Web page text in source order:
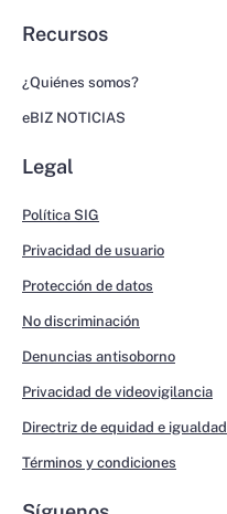
Recursos
¿Quiénes somos?
eBIZ NOTICIAS
Legal
Política SIG
Privacidad de usuario
Protección de datos
No discriminación
Denuncias antisoborno
Privacidad de videovigilancia
Directriz de equidad e igualdad
Términos y condiciones